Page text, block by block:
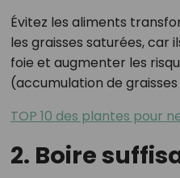
Évitez les aliments
les graisses saturées, car
foie et augmenter les
(accumulation de
TOP 10 des plantes pour
2. Boire